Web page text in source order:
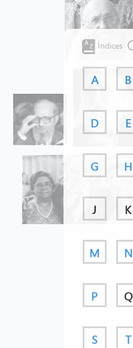
Índices
A B
D E
G H
J K
M N
P Q
S T